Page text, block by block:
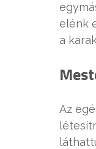
elénk
a
Az